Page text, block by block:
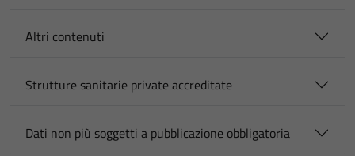
Altri contenuti
Strutture sanitarie private accreditate
Dati non più soggetti a pubblicazione obbligatoria